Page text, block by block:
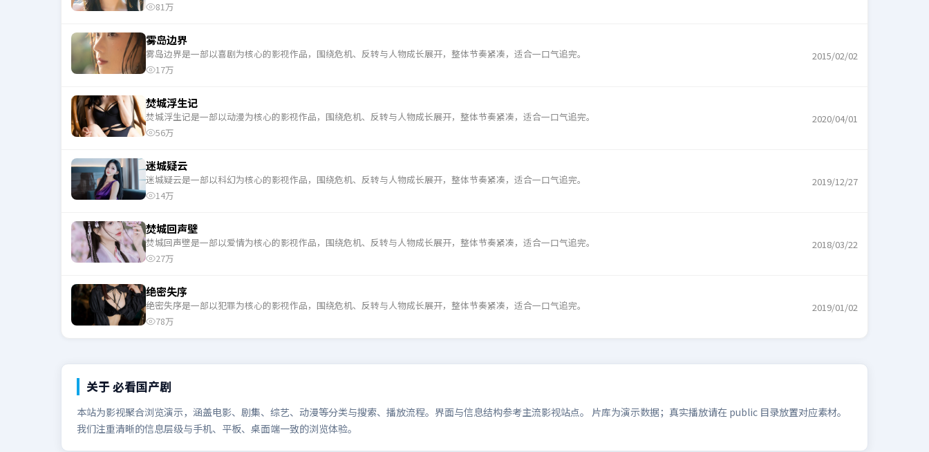
81万
雾岛边界
雾岛边界是一部以喜剧为核心的影视作品，围绕危机、反转与人物成长展开，整体节奏紧凑，适合一口气追完。
17万
2015/02/02
焚城浮生记
焚城浮生记是一部以动漫为核心的影视作品，围绕危机、反转与人物成长展开，整体节奏紧凑，适合一口气追完。
56万
2020/04/01
迷城疑云
迷城疑云是一部以科幻为核心的影视作品，围绕危机、反转与人物成长展开，整体节奏紧凑，适合一口气追完。
14万
2019/12/27
焚城回声壁
焚城回声壁是一部以爱情为核心的影视作品，围绕危机、反转与人物成长展开，整体节奏紧凑，适合一口气追完。
27万
2018/03/22
绝密失序
绝密失序是一部以犯罪为核心的影视作品，围绕危机、反转与人物成长展开，整体节奏紧凑，适合一口气追完。
78万
2019/01/02
关于必看国产剧
本站为影视聚合浏览演示，涵盖电影、剧集、综艺、动漫等分类与搜索、播放流程。界面与信息结构参考主流影视站点。 片库为演示数据；真实播放请在 public 目录放置对应素材。
我们注重清晰的信息层级与手机、平板、桌面端一致的浏览体验。